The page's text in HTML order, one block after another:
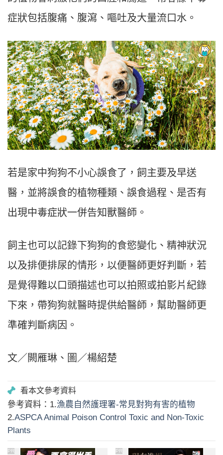
症狀包括腹痛、腹瀉、嘔吐及大量流口水。
若是家中狗狗不小心誤食了，飼主要及早送
醫，並將誤食的植物種類、誤食過程、是否有
出現中毒症狀一併告知獸醫師。
飼主也可以記錄下狗狗的食慾變化、精神狀況
以及排便排尿的情形，以便醫師更好判斷，若
是覺得難以口頭描述也可以拍照或拍影片紀錄
下來，帶狗狗就醫時提供給醫師，幫助醫師更
準確判斷病因。
文／闕雁琳、圖／楊紹楚
參考資料：1.漁農自然護理署-常見對狗有害的植物
2.ASPCA Animal Poison Control Toxic and Non-Toxic
Plants
PR PR